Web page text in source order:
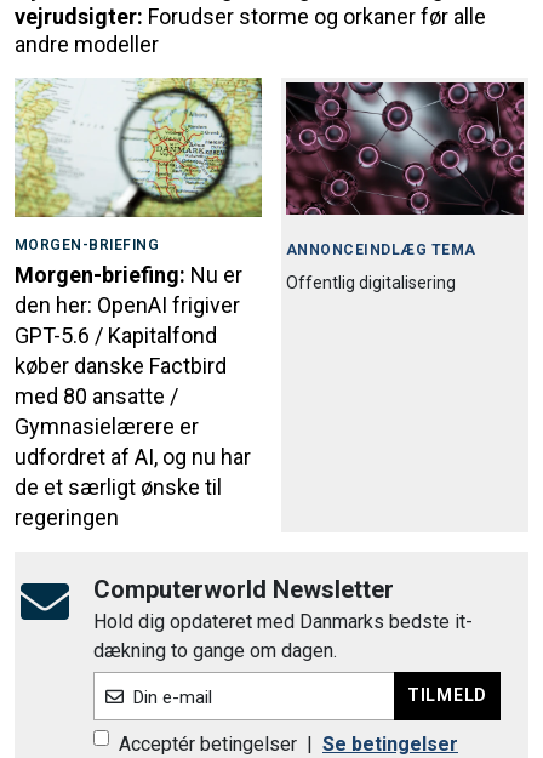
vejrudsigter: Forudser storme og orkaner før alle
andre modeller
MORGEN-BRIEFING
Morgen-briefing: Nu er
den her: OpenAI frigiver
GPT-5.6 / Kapitalfond
køber danske Factbird
med 80 ansatte /
Gymnasielærere er
udfordret af AI, og nu har
de et særligt ønske til
regeringen
ANNONCEINDLÆG TEMA
Offentlig digitalisering
Computerworld Newsletter
Hold dig opdateret med Danmarks bedste it-
dækning to gange om dagen.
Din e-mail TILMELD
Acceptér betingelser | Se betingelser